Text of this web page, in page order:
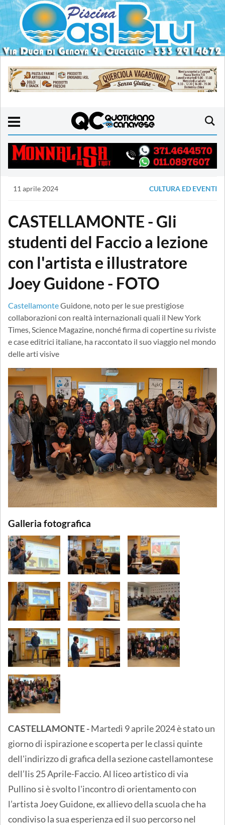
11 aprile 2024 CULTURA ED EVENTI
CASTELLAMONTE - Gli
studenti del Faccio a lezione
con l'artista e illustratore
Joey Guidone - FOTO
CastellamonteGuidone, noto per le sue prestigiose
collaborazioni con realtà internazionali quali il New York
Times, Science Magazine, nonché firma di copertine su riviste
e case editrici italiane, ha raccontato il suo viaggio nel mondo
delle arti visive
Galleria fotografica
CASTELLAMONTE -Martedì 9 aprile 2024 è stato un
giorno di ispirazione e scoperta per le classi quinte
dell'indirizzo di grafica della sezione castellamontese
dell’Iis 25 Aprile-Faccio. Al liceo artistico di via
Pullino si è svolto l'incontro di orientamento con
l’artista Joey Guidone, ex allievo della scuola che ha
condiviso la sua esperienza ed il suo percorso nel